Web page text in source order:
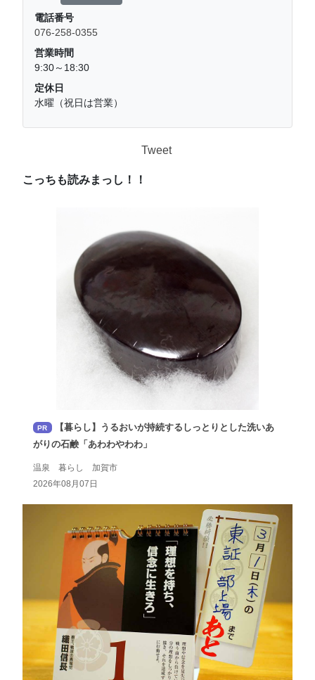
電話番号
076-258-0355
営業時間
9:30～18:30
定休日
水曜（祝日は営業）
Tweet
こっちも読みまっし！！
PR
【暮らし】うるおいが持続するしっとりとした洗いあ
がりの石鹸「あわわやわわ」
温泉 暮らし 加賀市
2026年08月07日